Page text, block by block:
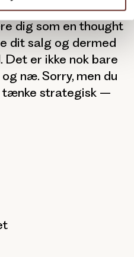
du vil bruge
dig som en thought
dit salg og dermed
Det er ikke nok bare
næ. Sorry, men du
tænke strategisk –